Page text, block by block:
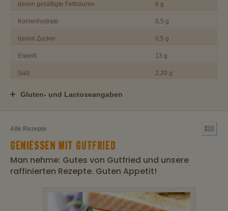
davon gesättigte Fettsäuren 6 g
Kohlenhydrate 0,5 g
davon Zucker 0,5 g
Eiweiß 13 g
Salz 2,20 g
Gluten- und Lactoseangaben
Alle Rezepte
GENIESSEN MIT GUTFRIED
Man nehme: Gutes von Gutfried und unsere
raffinierten Rezepte. Guten Appetit!